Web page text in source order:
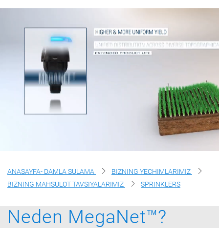
Loyihalari
Malumotlari
RaqamliQishloq Xojaligi
Qishloq Xojaligi
ANASAYFA- DAMLA SULAMA
BIZNING YECHIMLARIMIZ
BIZNING MAHSULOT TAVSIYALARIMIZ
SPRINKLERS
Neden MegaNet™?